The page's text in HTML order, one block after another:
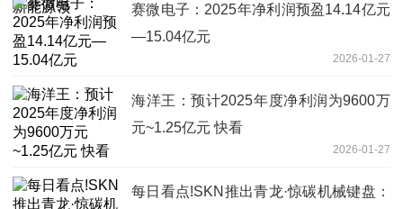
赛微电子：2025年净利润预盈14.14亿元
—15.04亿元
2026-01-27
海洋王：预计2025年度净利润为9600万
元~1.25亿元 快看
2026-01-27
每日看点!SKN推出青龙·惊碳机械键盘：